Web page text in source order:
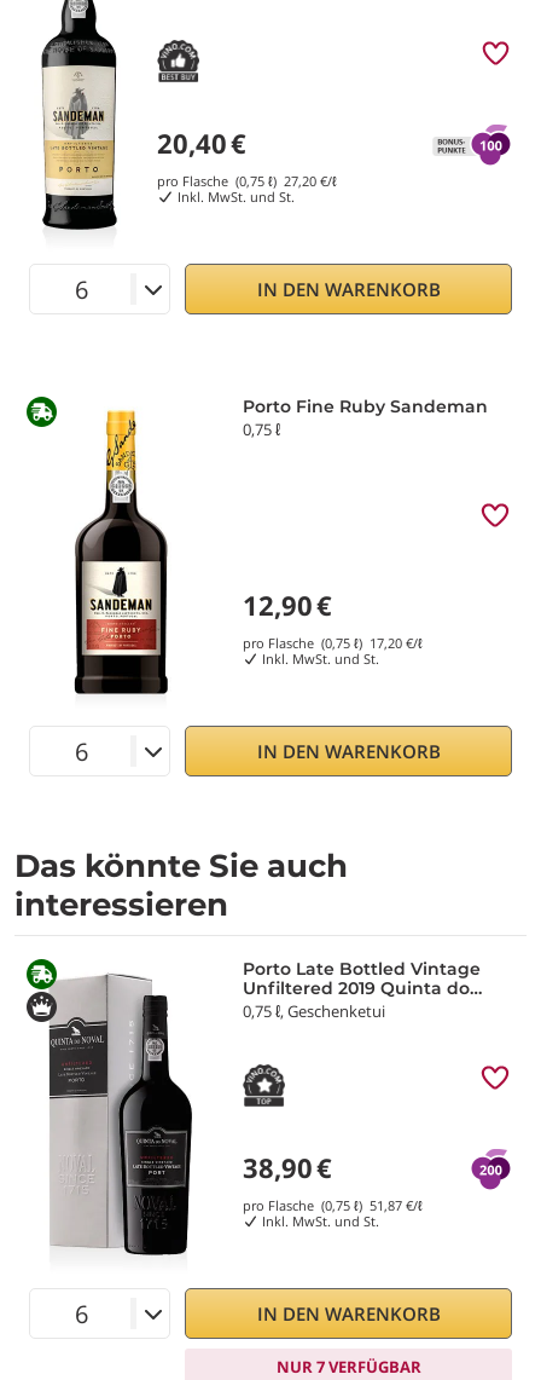
20,40€
pro Flasche (0,75 ℓ) 27,20 €/ℓ
Inkl. MwSt. und St.
IN DEN WARENKORB
Porto Fine Ruby Sandeman
0,75 ℓ
12,90€
pro Flasche (0,75 ℓ) 17,20€/ℓ
Inkl. MwSt. und St.
IN DEN WARENKORB
Das könnte Sie auch
interessieren
Porto Late Bottled Vintage
Unfiltered 2019 Quinta do
Noval
0,75 ℓ, Geschenketui
38,90€
pro Flasche (0,75 ℓ) 51,87€/ℓ
Inkl. MwSt. und St.
IN DEN WARENKORB
NUR 7 VERFÜGBAR